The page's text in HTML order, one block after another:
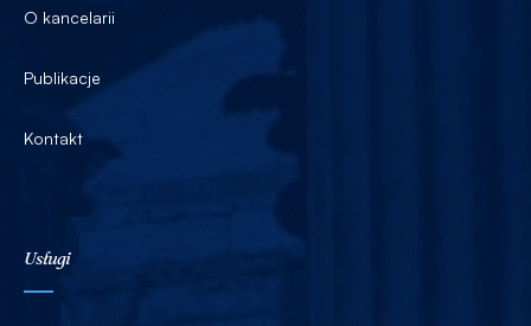
O kancelarii
Publikacje
Kontakt
Usługi